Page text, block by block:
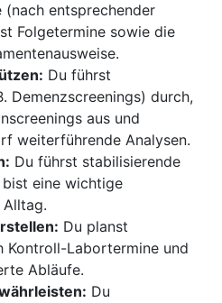
entsprechender
Folgetermine sowie die
Du führst
Demenzscreenings) durch,
aus und
weiterführende Analysen.
Du führst stabilisierende
bist eine wichtige
Du planst
Kontroll-Labortermine und
Abläufe.
Du